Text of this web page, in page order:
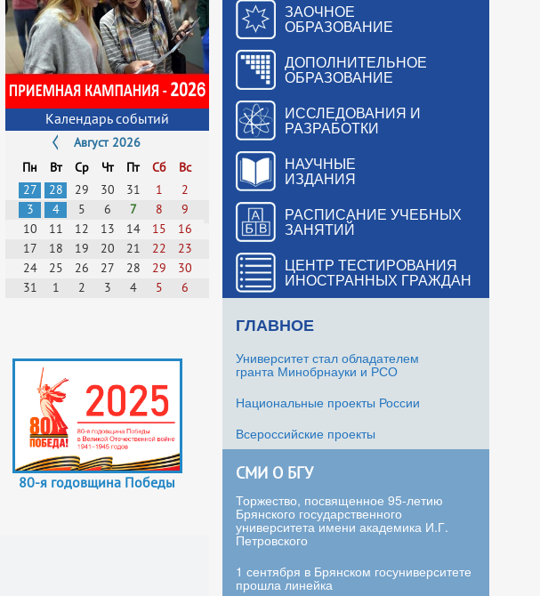
Календарь событий
Август 2026
Пн
Вт Ср Чт Пт Сб
Вс
27
28 29 30 31 1
2
3
4 5 6 7 8
9
10
11 12 13 14 15
16
17
18 19 20 21 22
23
24
25 26 27 28 29
30
31
1 2 3 4 5 6
80-я годовщина Победы
ЗАОЧНОЕ
ОБРАЗОВАНИЕ
ДОПОЛНИТЕЛЬНОЕ
ОБРАЗОВАНИЕ
ИССЛЕДОВАНИЯ И
РАЗРАБОТКИ
НАУЧНЫЕ
ИЗДАНИЯ
РАСПИСАНИЕ УЧЕБНЫХ
ЗАНЯТИЙ
ЦЕНТР ТЕСТИРОВАНИЯ
ИНОСТРАННЫХ ГРАЖДАН
ГЛАВНОЕ
Университет стал обладателем
гранта Минобрнауки и РСО
Национальные проекты России
Всероссийские проекты
СМИ О БГУ
Торжество, посвященное 95-летию
Брянского государственного
университета имени академика И.Г.
Петровского
1 сентября в Брянском госуниверситете
прошла линейка